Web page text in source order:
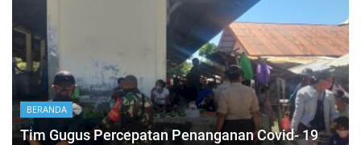
BERANDA
Tim Gugus Percepatan Penanganan Covid- 19